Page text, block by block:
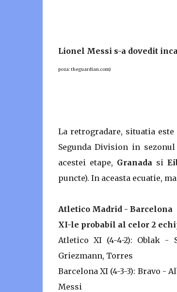
Lionel Messi s-a dovedit
poza: theguardian.com)
La retrogradare, situatia
Segunda Division in
acestei etape, Granadasi
puncte). In aceasta ecuatie,
Atletico Madrid - Barcelona
XI-le probabil al celor 2
Atletico XI (4-4-2): Oblak -
Griezmann, Torres
Barcelona XI (4-3-3): Bravo -
Messi